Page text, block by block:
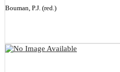
Bouman, P.J. (red.)